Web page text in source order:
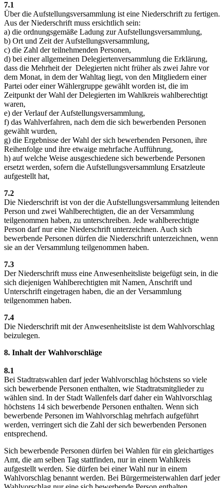
7.1
Über die Aufstellungsversammlung ist eine Niederschrift zu fertigen.
Aus der Niederschrift muss ersichtlich sein:
a) die ordnungsgemäße Ladung zur Aufstellungsversammlung,
b) Ort und Zeit der Aufstellungsversammlung,
c) die Zahl der teilnehmenden Personen,
d) bei einer allgemeinen Delegiertenversammlung die Erklärung,
dass die Mehrheit der Delegierten nicht früher als zwei Jahre vor
dem Monat, in dem der Wahltag liegt, von den Mitgliedern einer
Partei oder einer Wählergruppe gewählt worden ist, die im
Zeitpunkt der Wahl der Delegierten im Wahlkreis wahlberechtigt
waren,
e) der Verlauf der Aufstellungsversammlung,
f) das Wahlverfahren, nach dem die sich bewerbenden Personen
gewählt wurden,
g) die Ergebnisse der Wahl der sich bewerbenden Personen, ihre
Reihenfolge und ihre etwaige mehrfache Aufführung,
h) auf welche Weise ausgeschiedene sich bewerbende Personen
ersetzt werden, sofern die Aufstellungsversammlung Ersatzleute
aufgestellt hat,
7.2
Die Niederschrift ist von der die Aufstellungsversammlung leitenden
Person und zwei Wahlberechtigten, die an der Versammlung
teilgenommen haben, zu unterschreiben. Jede wahlberechtigte
Person darf nur eine Niederschrift unterzeichnen. Auch sich
bewerbende Personen dürfen die Niederschrift unterzeichnen, wenn
sie an der Versammlung teilgenommen haben.
7.3
Der Niederschrift muss eine Anwesenheitsliste beigefügt sein, in die
sich diejenigen Wahlberechtigten mit Namen, Anschrift und
Unterschrift eingetragen haben, die an der Versammlung
teilgenommen haben.
7.4
Die Niederschrift mit der Anwesenheitsliste ist dem Wahlvorschlag
beizulegen.
8. Inhalt der Wahlvorschläge
8.1
Bei Stadtratswahlen darf jeder Wahlvorschlag höchstens so viele
sich bewerbende Personen enthalten, wie Stadtratsmitglieder zu
wählen sind. In der Stadt Wallenfels darf daher ein Wahlvorschlag
höchstens 14 sich bewerbende Personen enthalten. Wenn sich
bewerbende Personen im Wahlvorschlag mehrfach aufgeführt
werden, verringert sich die Zahl der sich bewerbenden Personen
entsprechend.
Sich bewerbende Personen dürfen bei Wahlen für ein gleichartiges
Amt, die am selben Tag stattfinden, nur in einem Wahlkreis
aufgestellt werden. Sie dürfen bei einer Wahl nur in einem
Wahlvorschlag benannt werden. Bei Bürgermeisterwahlen darf jeder